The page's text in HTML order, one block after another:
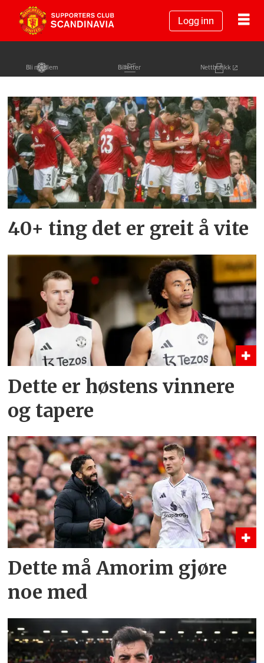
Logg inn
Bli medlem Billetter Nettbutikk
Tag:
statistikk
40+ ting det er greit å vite
Dette er høstens vinnere
og tapere
Dette må Amorim gjøre
noe med